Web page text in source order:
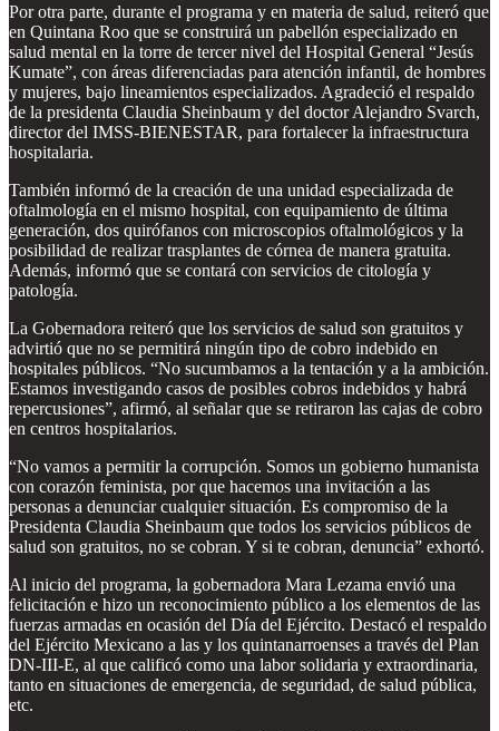
Por otra parte, durante el programa y en materia de salud, reiteró que
en Quintana Roo que se construirá un pabellón especializado en
salud mental en la torre de tercer nivel del Hospital General “Jesús
Kumate”, con áreas diferenciadas para atención infantil, de hombres
y mujeres, bajo lineamientos especializados. Agradeció el respaldo
de la presidenta Claudia Sheinbaum y del doctor Alejandro Svarch,
director del IMSS-BIENESTAR, para fortalecer la infraestructura
hospitalaria.
También informó de la creación de una unidad especializada de
oftalmología en el mismo hospital, con equipamiento de última
generación, dos quirófanos con microscopios oftalmológicos y la
posibilidad de realizar trasplantes de córnea de manera gratuita.
Además, informó que se contará con servicios de citología y
patología.
La Gobernadora reiteró que los servicios de salud son gratuitos y
advirtió que no se permitirá ningún tipo de cobro indebido en
hospitales públicos. “No sucumbamos a la tentación y a la ambición.
Estamos investigando casos de posibles cobros indebidos y habrá
repercusiones”, afirmó, al señalar que se retiraron las cajas de cobro
en centros hospitalarios.
“No vamos a permitir la corrupción. Somos un gobierno humanista
con corazón feminista, por que hacemos una invitación a las
personas a denunciar cualquier situación. Es compromiso de la
Presidenta Claudia Sheinbaum que todos los servicios públicos de
salud son gratuitos, no se cobran. Y si te cobran, denuncia” exhortó.
Al inicio del programa, la gobernadora Mara Lezama envió una
felicitación e hizo un reconocimiento público a los elementos de las
fuerzas armadas en ocasión del Día del Ejército. Destacó el respaldo
del Ejército Mexicano a las y los quintanarroenses a través del Plan
DN-III-E, al que calificó como una labor solidaria y extraordinaria,
tanto en situaciones de emergencia, de seguridad, de salud pública,
etc.